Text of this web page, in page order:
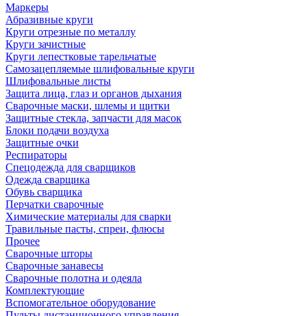
Маркеры
Абразивные круги
Круги отрезные по металлу
Круги зачистные
Круги лепестковые тарельчатые
Самозацепляемые шлифовальные круги
Шлифовальные листы
Защита лица, глаз и органов дыхания
Сварочные маски, шлемы и щитки
Защитные стекла, запчасти для масок
Блоки подачи воздуха
Защитные очки
Респираторы
Спецодежда для сварщиков
Одежда сварщика
Обувь сварщика
Перчатки сварочные
Химические материалы для сварки
Травильные пасты, спреи, флюсы
Прочее
Сварочные шторы
Сварочные занавесы
Сварочные полотна и одеяла
Комплектующие
Вспомогательное оборудование